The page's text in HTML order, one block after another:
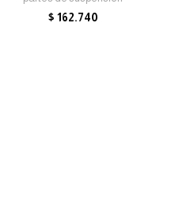
$ 162.740